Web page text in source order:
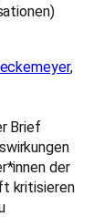
,
Brief
der
kritisieren